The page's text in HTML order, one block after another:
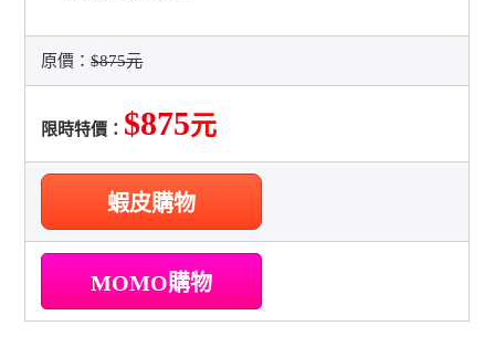
原價：$875元
限時特價： $875元
蝦皮購物
MOMO購物